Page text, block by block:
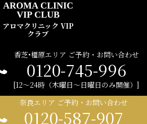
奈良エリア ご予約・お問い合わせ
0120-587-907
香芝•橿原エリア ご予約・お問い合わせ
0120-745-996
12〜24時（木曜日〜日曜日のみ開催）
AROMA CLINIC
VIP CLUB
アロマクリニック VIP
クラブ
民間広告支援機構 © 2021